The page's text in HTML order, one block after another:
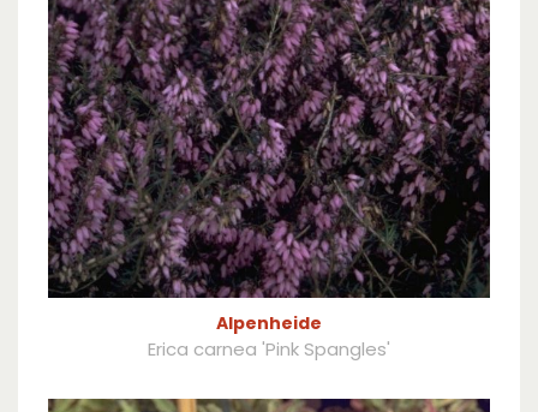
Alpenheide
Erica carnea 'Pink Spangles'